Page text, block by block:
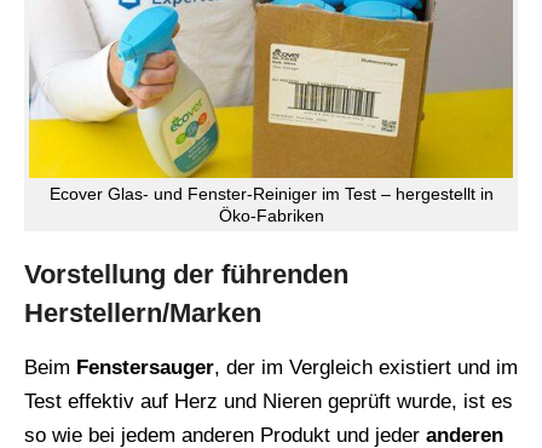
Ecover Glas- und Fenster-Reiniger im Test – hergestellt in
Öko-Fabriken
Vorstellung der führenden
Herstellern/Marken
Beim Fenstersauger, der im Vergleich existiert und im
Test effektiv auf Herz und Nieren geprüft wurde, ist es
so wie bei jedem anderen Produkt und jeder anderen